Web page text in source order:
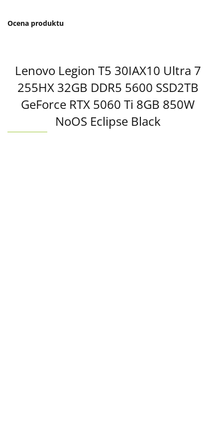
Ocena produktu
Lenovo Legion T5 30IAX10 Ultra 7
255HX 32GB DDR5 5600 SSD2TB
GeForce RTX 5060 Ti 8GB 850W
NoOS Eclipse Black